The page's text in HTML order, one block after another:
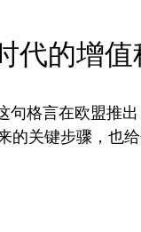
的增值
句格言在欧盟推
的关键步骤，也